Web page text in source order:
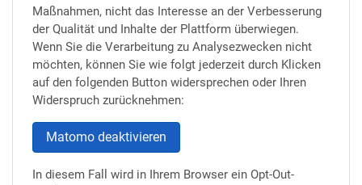
Maßnahmen, nicht das Interesse an der Verbesserung
der Qualität und Inhalte der Plattform überwiegen.
Wenn Sie die Verarbeitung zu Analysezwecken nicht
möchten, können Sie wie folgt jederzeit durch Klicken
auf den folgenden Button widersprechen oder Ihren
Widerspruch zurücknehmen:
Matomo deaktivieren
In diesem Fall wird in Ihrem Browser ein Opt-Out-